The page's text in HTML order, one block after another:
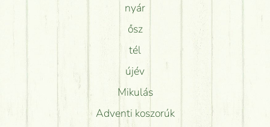
nyár
ősz
tél
újév
Mikulás
Adventi koszorúk